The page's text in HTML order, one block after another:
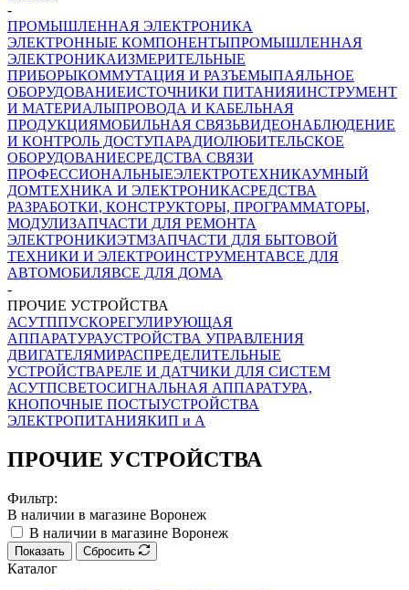
-
ПРОМЫШЛЕННАЯ ЭЛЕКТРОНИКА
ЭЛЕКТРОННЫЕ КОМПОНЕНТЫПРОМЫШЛЕННАЯ
ЭЛЕКТРОНИКАИЗМЕРИТЕЛЬНЫЕ
ПРИБОРЫКОММУТАЦИЯ И РАЗЪЕМЫПАЯЛЬНОЕ
ОБОРУДОВАНИЕИСТОЧНИКИ ПИТАНИЯИНСТРУМЕНТ
И МАТЕРИАЛЫПРОВОДА И КАБЕЛЬНАЯ
ПРОДУКЦИЯМОБИЛЬНАЯ СВЯЗЬВИДЕОНАБЛЮДЕНИЕ
И КОНТРОЛЬ ДОСТУПАРАДИОЛЮБИТЕЛЬСКОЕ
ОБОРУДОВАНИЕСРЕДСТВА СВЯЗИ
ПРОФЕССИОНАЛЬНЫЕЭЛЕКТРОТЕХНИКАУМНЫЙ
ДОМТЕХНИКА И ЭЛЕКТРОНИКАСРЕДСТВА
РАЗРАБОТКИ, КОНСТРУКТОРЫ, ПРОГРАММАТОРЫ,
МОДУЛИЗАПЧАСТИ ДЛЯ РЕМОНТА
ЭЛЕКТРОНИКИЭТМЗАПЧАСТИ ДЛЯ БЫТОВОЙ
ТЕХНИКИ И ЭЛЕКТРОИНСТРУМЕНТАВСЕ ДЛЯ
АВТОМОБИЛЯВСЕ ДЛЯ ДОМА
-
ПРОЧИЕ УСТРОЙСТВА
АСУТППУСКОРЕГУЛИРУЮЩАЯ
АППАРАТУРАУСТРОЙСТВА УПРАВЛЕНИЯ
ДВИГАТЕЛЯМИРАСПРЕДЕЛИТЕЛЬНЫЕ
УСТРОЙСТВАРЕЛЕ И ДАТЧИКИ ДЛЯ СИСТЕМ
АСУТПСВЕТОСИГНАЛЬНАЯ АППАРАТУРА,
КНОПОЧНЫЕ ПОСТЫУСТРОЙСТВА
ЭЛЕКТРОПИТАНИЯКИП и А
ПРОЧИЕ УСТРОЙСТВА
Фильтр:
В наличии в магазине Воронеж
В наличии в магазине Воронеж
Показать Сбросить
Каталог